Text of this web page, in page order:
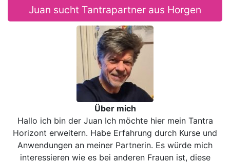
Juan sucht Tantrapartner aus Horgen
Über mich
Hallo ich bin der Juan Ich möchte hier mein Tantra
Horizont erweitern. Habe Erfahrung durch Kurse und
Anwendungen an meiner Partnerin. Es würde mich
interessieren wie es bei anderen Frauen ist, diese